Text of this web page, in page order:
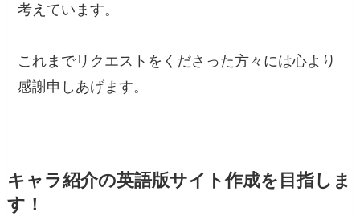
考えています。
これまでリクエストをくださった方々には心より
感謝申しあげます。
キャラ紹介の英語版サイト作成を目指しま
す！